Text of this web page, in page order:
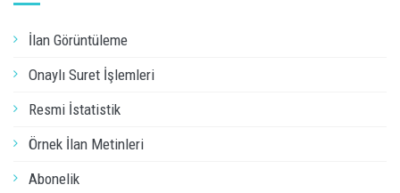
İlan Görüntüleme
Onaylı Suret İşlemleri
Resmi İstatistik
Örnek İlan Metinleri
Abonelik